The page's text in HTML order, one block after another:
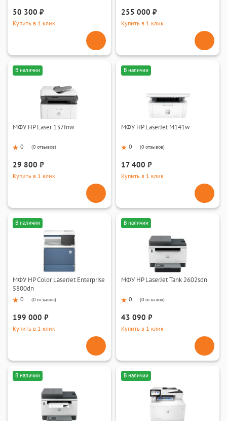
50 300 ₽
Купить в 1 клик
255 000 ₽
Купить в 1 клик
В наличии
МФУ HP Laser 137fnw
0 (0 отзывов)
29 800 ₽
Купить в 1 клик
В наличии
МФУ HP LaserJet M141w
0 (0 отзывов)
17 400 ₽
Купить в 1 клик
В наличии
МФУ HP Color LaserJet Enterprise
5800dn
0 (0 отзывов)
199 000 ₽
Купить в 1 клик
В наличии
МФУ HP LaserJet Tank 2602sdn
0 (0 отзывов)
43 090 ₽
Купить в 1 клик
В наличии В наличии